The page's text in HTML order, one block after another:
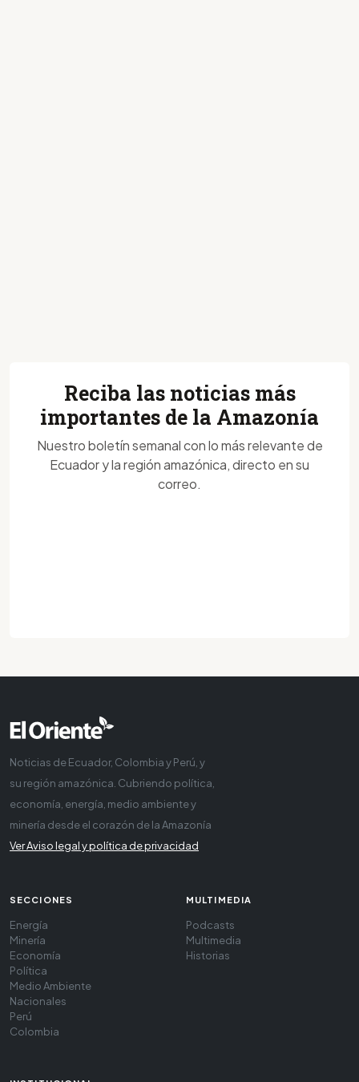
Reciba las noticias más
importantes de la Amazonía
Nuestro boletín semanal con lo más relevante de
Ecuador y la región amazónica, directo en su
correo.
Noticias de Ecuador, Colombia y Perú, y
su región amazónica. Cubriendo política,
economía, energía, medio ambiente y
minería desde el corazón de la Amazonía
Ver Aviso legal y política de privacidad
SECCIONES
Energía
Minería
Economía
Política
Medio Ambiente
Nacionales
Perú
Colombia
MULTIMEDIA
Podcasts
Multimedia
Historias